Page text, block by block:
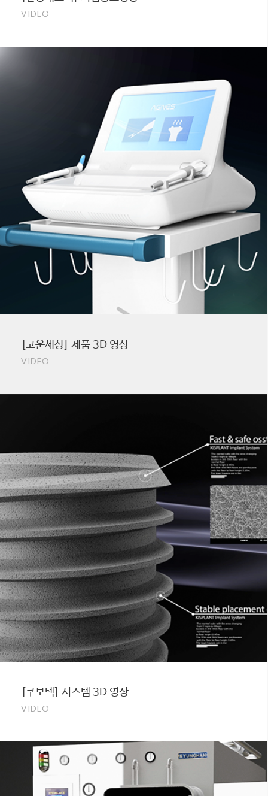
VIDEO
[고운세상] 제품 3D 영상
VIDEO
[쿠보텍] 시스템 3D 영상
VIDEO